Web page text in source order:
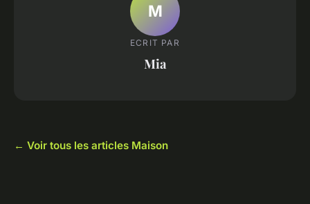
M
ECRIT PAR
Mia
← Voir tous les articles Maison